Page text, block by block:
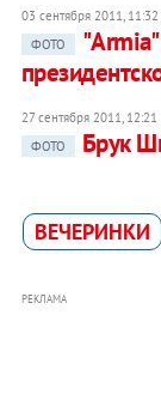
03 сентября 2011, 11:32
ФОТО
27 сентября 2011, 12:21
ФОТО
Брук
ВЕЧЕРИНКИ
РЕКЛАМА